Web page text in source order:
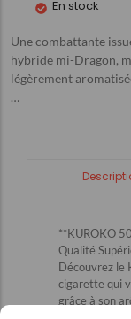
En stock
Une combattante
hybride mi-Dragon,
légèrement
…
**KUROKO
Qualité
Découvrez le
cigarette qui
grâce à son